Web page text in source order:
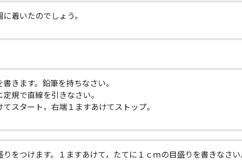
着いたのでしょう。
きます。鉛筆を持ちなさい。
定規で直線を引きなさい。
スタート，右端１ますあけてストップ。
をつけます。１ますあけて，たてに１ｃｍの目盛りを書きなさい